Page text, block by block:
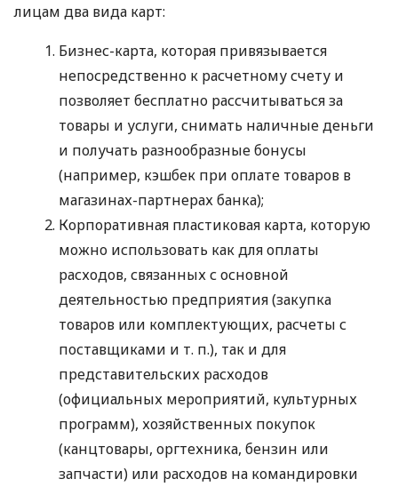
лицам два вида карт:
Бизнес-карта, которая привязывается
непосредственно к расчетному счету и
позволяет бесплатно рассчитываться за
товары и услуги, снимать наличные деньги
и получать разнообразные бонусы
(например, кэшбек при оплате товаров в
магазинах-партнерах банка);
Корпоративная пластиковая карта, которую
можно использовать как для оплаты
расходов, связанных с основной
деятельностью предприятия (закупка
товаров или комплектующих, расчеты с
поставщиками и т. п.), так и для
представительских расходов
(официальных мероприятий, культурных
программ), хозяйственных покупок
(канцтовары, оргтехника, бензин или
запчасти) или расходов на командировки